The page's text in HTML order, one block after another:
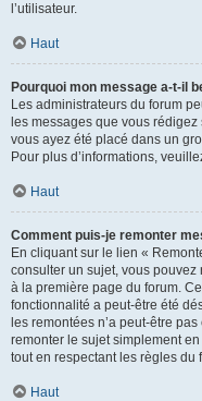
l’utilisateur.
Haut
Pourquoi mon message a-t-il
Les administrateurs du forum
les messages que vous
vous ayez été placé dans un
Pour plus d’informations,
Haut
Comment puis-je remonter
En cliquant sur le lien «
consulter un sujet, vous
à la première page du forum.
fonctionnalité a peut-être été
les remontées n’a peut-être
remonter le sujet simplement
tout en respectant les règles du
Haut